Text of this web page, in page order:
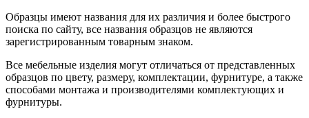
Образцы имеют названия для их различия и более быстрого
поиска по сайту, все названия образцов не являются
зарегистрированным товарным знаком.
Все мебельные изделия могут отличаться от представленных
образцов по цвету, размеру, комплектации, фурнитуре, а также
способами монтажа и производителями комплектующих и
фурнитуры.